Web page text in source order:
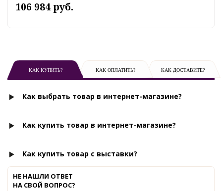
106 984 руб.
КАК КУПИТЬ? КАК ОПЛАТИТЬ? КАК ДОСТАВИТЕ?
Как выбрать товар в интернет-магазине?
Как купить товар в интернет-магазине?
Как купить товар с выставки?
НЕ НАШЛИ ОТВЕТ
НА СВОЙ ВОПРОС?